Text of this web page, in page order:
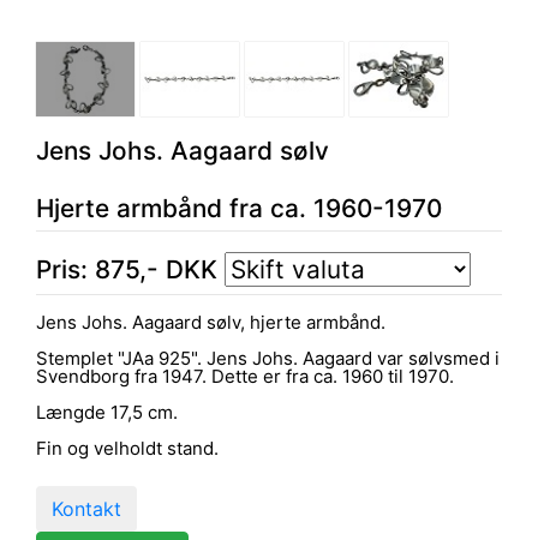
Jens Johs. Aagaard sølv
Hjerte armbånd fra ca. 1960-1970
Pris: 875,- DKK
Jens Johs. Aagaard sølv, hjerte armbånd.
Stemplet "JAa 925". Jens Johs. Aagaard var sølvsmed i
Svendborg fra 1947. Dette er fra ca. 1960 til 1970.
Længde 17,5 cm.
Fin og velholdt stand.
Kontakt